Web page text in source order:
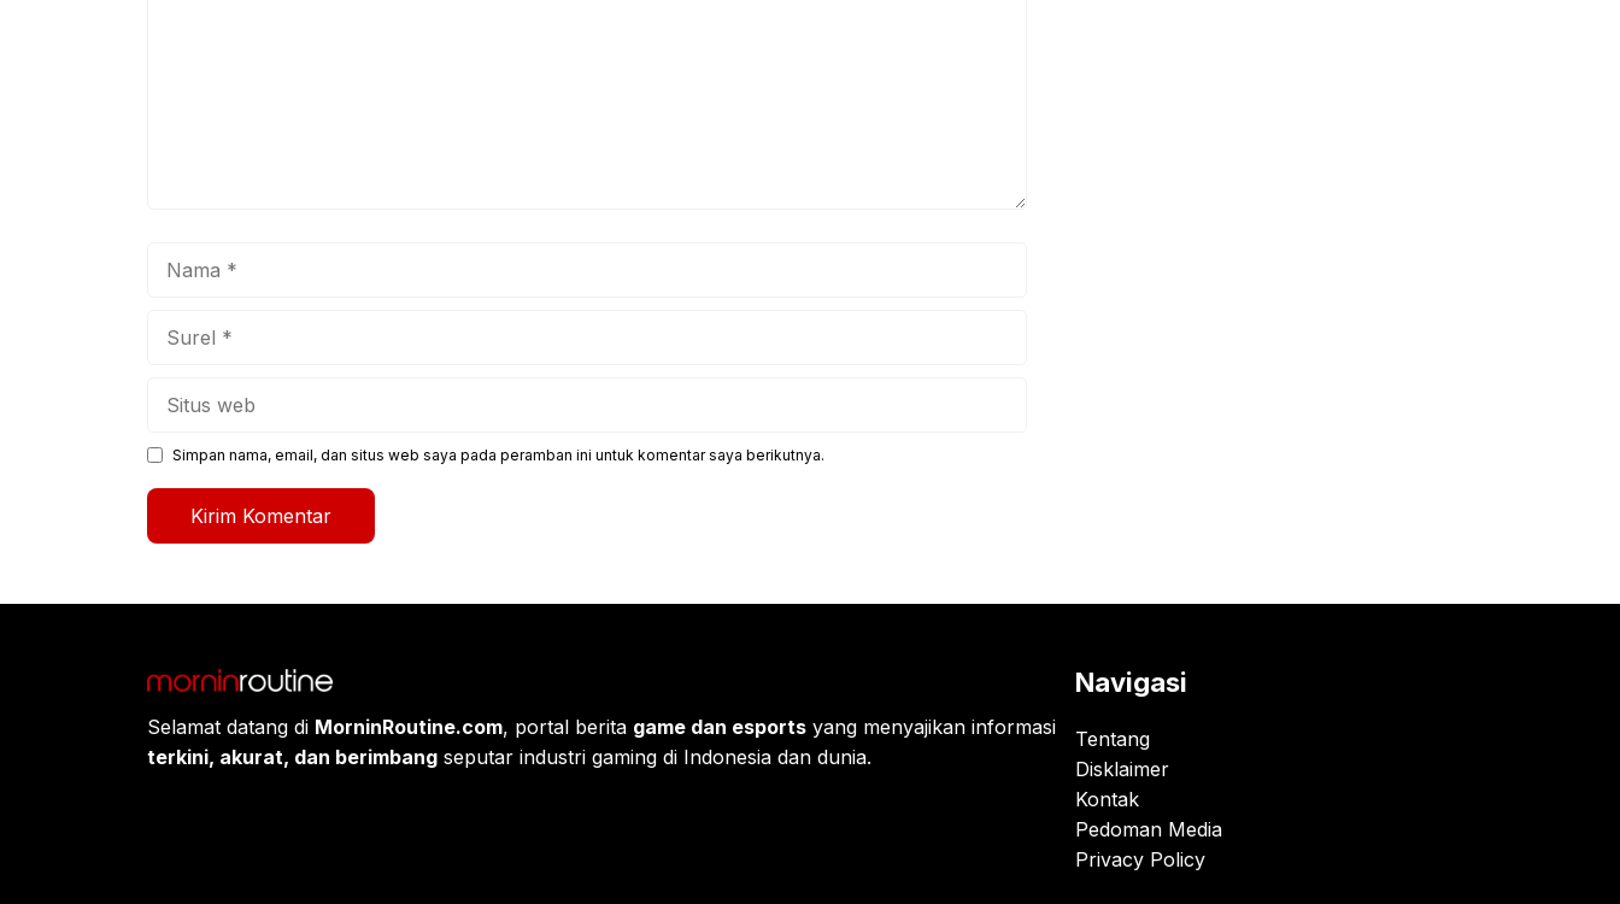
Simpan nama, email, dan situs web saya pada peramban ini untuk komentar saya berikutnya.
Selamat datang di MorninRoutine.com, portal berita game dan esports yang menyajikan informasi
terkini, akurat, dan berimbang seputar industri gaming di Indonesia dan dunia.
Navigasi
Tentang
Disklaimer
Kontak
Pedoman Media
Privacy Policy